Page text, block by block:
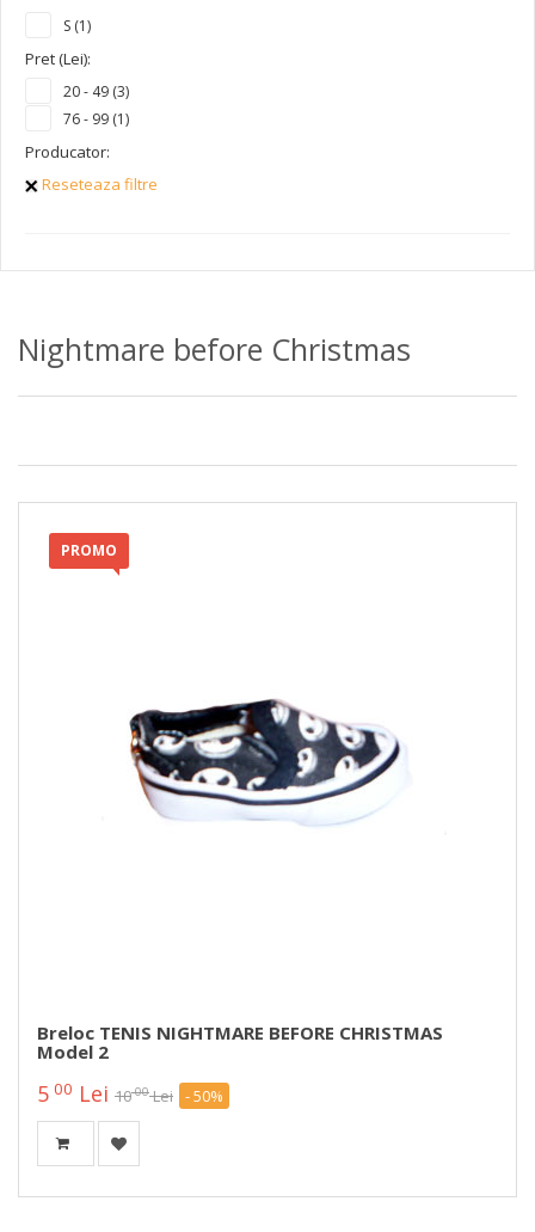
S (1)
Pret (Lei):
20 - 49 (3)
76 - 99 (1)
Producator:
Reseteaza filtre
Nightmare before Christmas
PROMO
Breloc TENIS NIGHTMARE BEFORE CHRISTMAS
Model 2
5 00 Lei 1000 Lei - 50%